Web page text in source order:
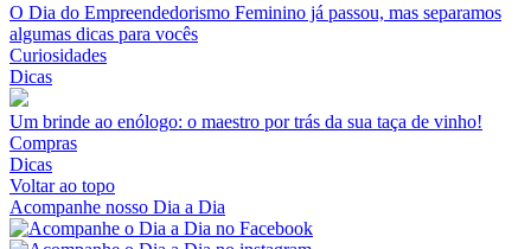
O Dia do Empreendedorismo Feminino já passou, mas separamos
algumas dicas para vocês
Curiosidades
Dicas
Um brinde ao enólogo: o maestro por trás da sua taça de vinho!
Compras
Dicas
Voltar ao topo
Acompanhe nosso Dia a Dia